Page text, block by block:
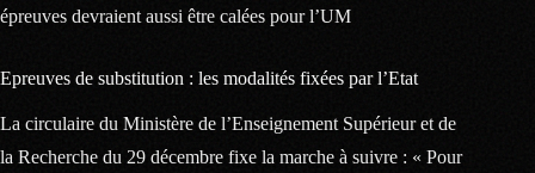
épreuves devraient aussi être calées pour l’UM
Epreuves de substitution : les modalités fixées par l’Etat
La circulaire du Ministère de l’Enseignement Supérieur et de
la Recherche du 29 décembre fixe la marche à suivre : « Pour